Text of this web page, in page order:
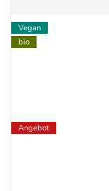
Vegan
bio
Angebot